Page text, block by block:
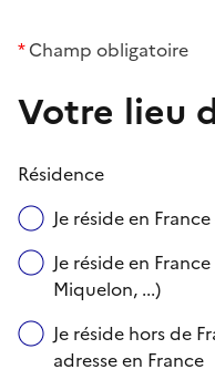
*Champ obligatoire
Votre lieu
Résidence
Je réside en
Je réside en
Miquelon, ...)
Je réside hors de
adresse en France